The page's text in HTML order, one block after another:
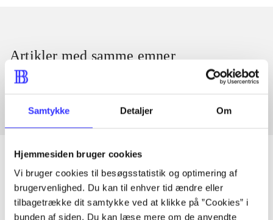
Samtykke Detaljer Om
Hjemmesiden bruger cookies
Vi bruger cookies til besøgsstatistik og optimering af
brugervenlighed. Du kan til enhver tid ændre eller
tilbagetrække dit samtykke ved at klikke på ”Cookies” i
bunden af siden. Du kan læse mere om de anvendte
Artikler med samme emner
Fra
Artikler
Alle registrerede artikler fordelt på udgivelser